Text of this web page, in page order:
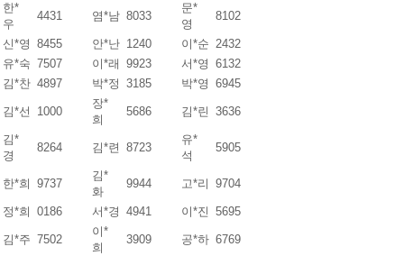
한*
우
4431 염*남 8033
문*
영
8102
신*영 8455 안*난 1240 이*순 2432
유*숙 7507 이*래 9923 서*영 6132
김*찬 4897 박*정 3185 박*영 6945
김*선 1000
장*
희
5686 김*린 3636
김*
경
8264 김*련 8723
유*
석
5905
한*희 9737
김*
화
9944 고*리 9704
정*희 0186 서*경 4941 이*진 5695
김*주 7502
이*
희
3909 공*하 6769